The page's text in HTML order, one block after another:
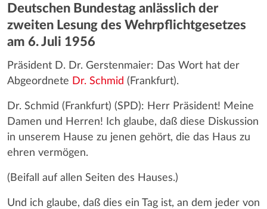
Deutschen Bundestag anlässlich der
zweiten Lesung des Wehrpflichtgesetzes
am 6. Juli 1956
Präsident D. Dr. Gerstenmaier: Das Wort hat der
Abgeordnete Dr. Schmid (Frankfurt).
Dr. Schmid (Frankfurt) (SPD): Herr Präsident! Meine
Damen und Herren! Ich glaube, daß diese Diskussion
in unserem Hause zu jenen gehört, die das Haus zu
ehren vermögen.
(Beifall auf allen Seiten des Hauses.)
Und ich glaube, daß dies ein Tag ist, an dem jeder von